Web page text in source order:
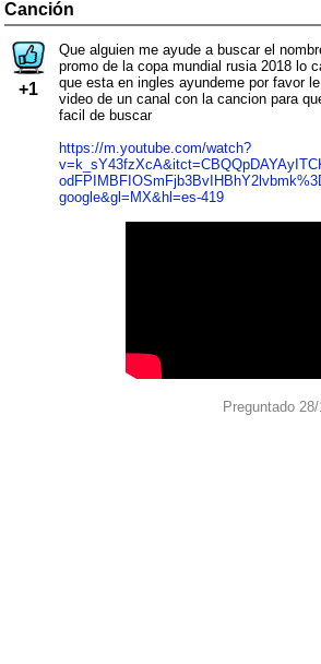
Canción
+1
Que alguien me ayude a buscar el
promo de la copa mundial rusia 2018 lo
que esta en ingles ayundeme por favor
video de un canal con la cancion para
facil de buscar
https://m.youtube.com/watch?
google&gl=MX&hl=es-419
Preguntado